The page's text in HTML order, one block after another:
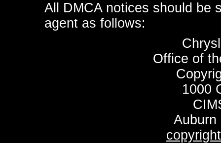
All DMCA notices should be
agent as follows:
Office of
1000
Auburn